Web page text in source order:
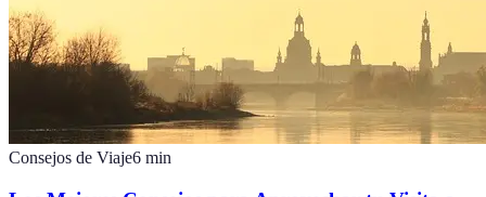
Consejos de Viaje6 min